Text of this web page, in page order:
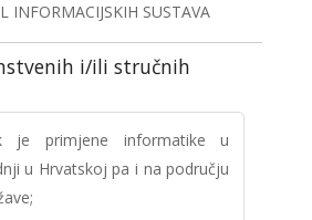
INFORMACIJSKIH SUSTAVA
i/ili stručnih
je primjene informatike u
u Hrvatskoj pa i na području